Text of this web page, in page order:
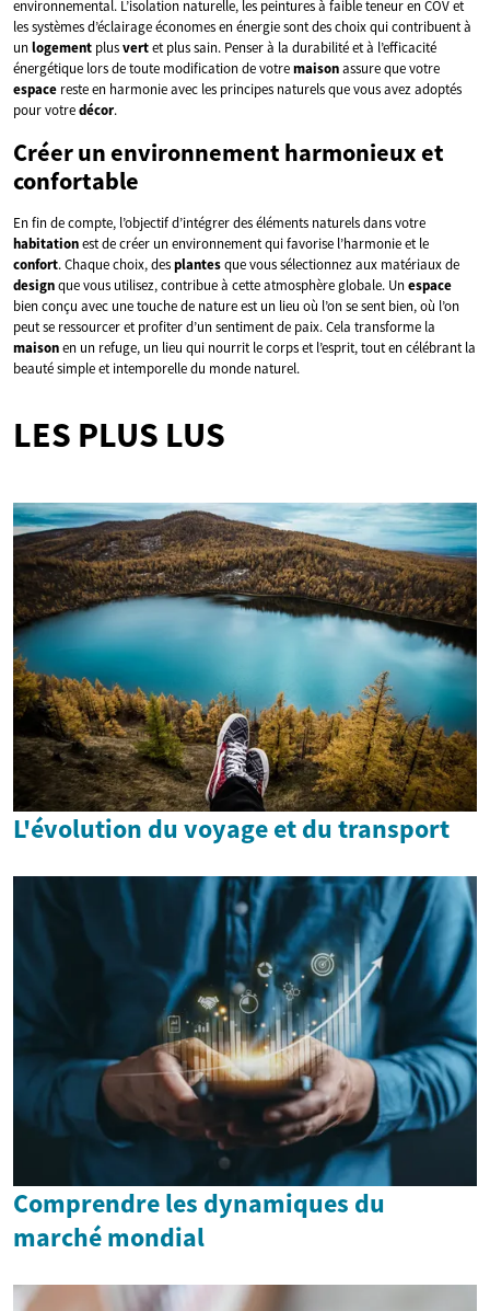
environnemental. L’isolation naturelle, les peintures à faible teneur en COV et
les systèmes d’éclairage économes en énergie sont des choix qui contribuent à
unlogement plusvertet plus sain. Penser à la durabilité et à l’efficacité
énergétique lors de toute modification de votremaisonassure que votre
espace reste en harmonie avec les principes naturels que vous avez adoptés
pour votredécor.
Créer un environnement harmonieux et
confortable
En fin de compte, l’objectif d’intégrer des éléments naturels dans votre
habitationest de créer un environnement qui favorise l’harmonie et le
confort. Chaque choix, desplantesque vous sélectionnez aux matériaux de
designque vous utilisez, contribue à cette atmosphère globale. Unespace
bien conçu avec une touche de nature est un lieu où l’on se sent bien, où l’on
peut se ressourcer et profiter d’un sentiment de paix. Cela transforme la
maisonen un refuge, un lieu qui nourrit le corps et l’esprit, tout en célébrant la
beauté simple et intemporelle du monde naturel.
LES PLUS LUS
L'évolution du voyage et du transport
Comprendre les dynamiques du
marché mondial